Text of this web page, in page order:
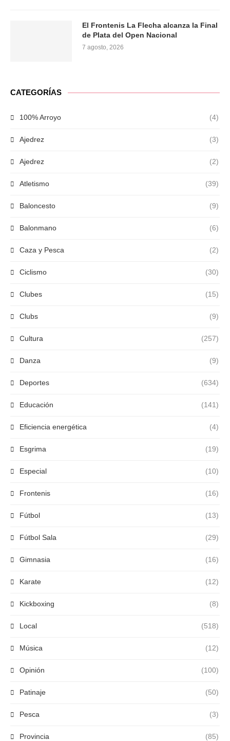
El Frontenis La Flecha alcanza la Final
de Plata del Open Nacional
7 agosto, 2026
CATEGORÍAS
100% Arroyo (4)
Ajedrez (3)
Ajedrez (2)
Atletismo (39)
Baloncesto (9)
Balonmano (6)
Caza y Pesca (2)
Ciclismo (30)
Clubes (15)
Clubs (9)
Cultura (257)
Danza (9)
Deportes (634)
Educación (141)
Eficiencia energética (4)
Esgrima (19)
Especial (10)
Frontenis (16)
Fútbol (13)
Fútbol Sala (29)
Gimnasia (16)
Karate (12)
Kickboxing (8)
Local (518)
Música (12)
Opinión (100)
Patinaje (50)
Pesca (3)
Provincia (85)